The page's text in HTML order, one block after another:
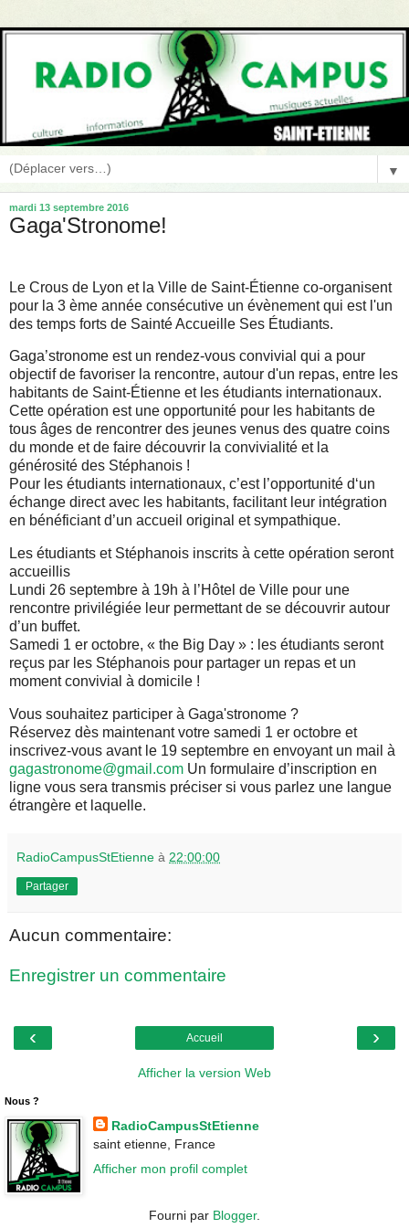
▼
mardi 13 septembre 2016
Gaga'Stronome!
Le Crous de Lyon et la Ville de Saint-Étienne co-organisent
pour la 3 ème année consécutive un évènement qui est l'un
des temps forts de Sainté Accueille Ses Étudiants.
Gaga’stronome est un rendez-vous convivial qui a pour
objectif de favoriser la rencontre, autour d'un repas, entre les
habitants de Saint-Étienne et les étudiants internationaux.
Cette opération est une opportunité pour les habitants de
tous âges de rencontrer des jeunes venus des quatre coins
du monde et de faire découvrir la convivialité et la
générosité des Stéphanois !
Pour les étudiants internationaux, c’est l’opportunité d‘un
échange direct avec les habitants, facilitant leur intégration
en bénéficiant d’un accueil original et sympathique.
Les étudiants et Stéphanois inscrits à cette opération seront
accueillis
Lundi 26 septembre à 19h à l’Hôtel de Ville pour une
rencontre privilégiée leur permettant de se découvrir autour
d’un buffet.
Samedi 1 er octobre, « the Big Day » : les étudiants seront
reçus par les Stéphanois pour partager un repas et un
moment convivial à domicile !
Vous souhaitez participer à Gaga'stronome ?
Réservez dès maintenant votre samedi 1 er octobre et
inscrivez-vous avant le 19 septembre en envoyant un mail à
gagastronome@gmail.com Un formulaire d’inscription en
ligne vous sera transmis préciser si vous parlez une langue
étrangère et laquelle.
RadioCampusStEtienne à 22:00:00
Partager
Aucun commentaire:
Enregistrer un commentaire
‹ ›
Accueil
Afficher la version Web
Nous ?
RadioCampusStEtienne
saint etienne, France
Afficher mon profil complet
Fourni par Blogger.